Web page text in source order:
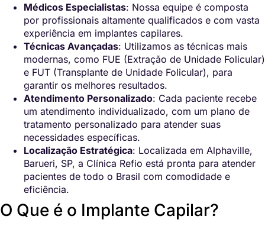
Médicos Especialistas: Nossa equipe é composta
por profissionais altamente qualificados e com vasta
experiência em implantes capilares.
Técnicas Avançadas: Utilizamos as técnicas mais
modernas, como FUE (Extração de Unidade Folicular)
e FUT (Transplante de Unidade Folicular), para
garantir os melhores resultados.
Atendimento Personalizado: Cada paciente recebe
um atendimento individualizado, com um plano de
tratamento personalizado para atender suas
necessidades específicas.
Localização Estratégica: Localizada em Alphaville,
Barueri, SP, a Clínica Refio está pronta para atender
pacientes de todo o Brasil com comodidade e
eficiência.
O Que é o Implante Capilar?